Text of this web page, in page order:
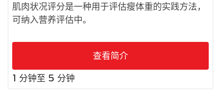
肌肉状况评分是一种用于评估瘦体重的实践方法，
可纳入营养评估中。
查看简介
1 分钟至 5 分钟